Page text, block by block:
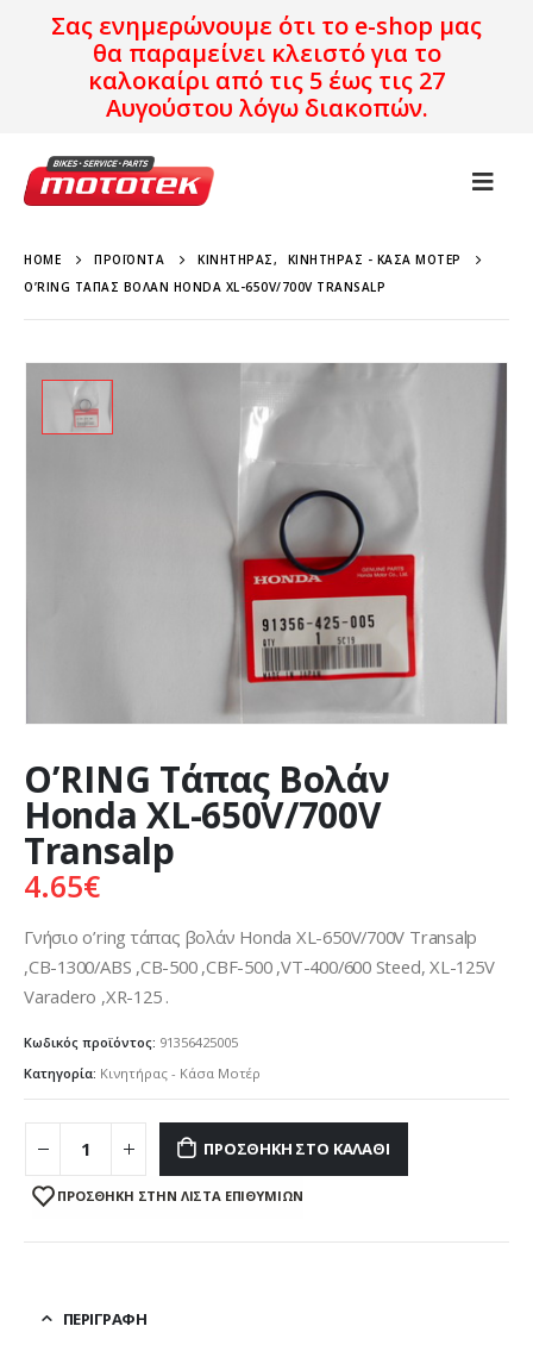
Σας ενημερώνουμε ότι το e-shop μας
θα παραμείνει κλειστό για το
καλοκαίρι από τις 5 έως τις 27
Αυγούστου λόγω διακοπών.
HOME ΠΡΟΪΌΝΤΑ ΚΙΝΗΤΉΡΑΣ,
ΚΙΝΗΤΉΡΑΣ - ΚΆΣΑ ΜΟΤΈΡ
O’RING ΤΆΠΑΣ ΒΟΛΆΝ HONDA XL-650V/700V TRANSALP
O’RING Τάπας Βολάν
Honda XL-650V/700V
Transalp
4.65€
Γνήσιο o’ring τάπας βολάν Honda XL-650V/700V Transalp
,CB-1300/ABS ,CB-500 ,CBF-500 ,VT-400/600 Steed, XL-125V
Varadero ,XR-125 .
Κωδικός προϊόντος: 91356425005
Κατηγορία: Κινητήρας - Κάσα Μοτέρ
ΠΡΟΣΘΉΚΗ ΣΤΟ ΚΑΛΆΘΙ
ΠΡΌΣΘΉΚΗ ΣΤΗΝ ΛΊΣΤΑ ΕΠΙΘΥΜΙΏΝ
ΠΕΡΙΓΡΑΦΉ